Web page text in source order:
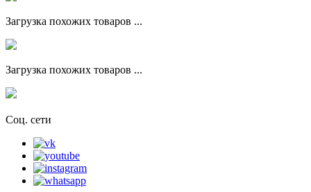
Загрузка похожих товаров ...
Загрузка похожих товаров ...
Соц. сети